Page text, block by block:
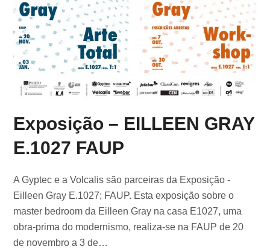
Exposição – EILLEEN GRAY
E.1027 FAUP
A Gyptec e a Volcalis são parceiras da Exposição -
Eilleen Gray E.1027; FAUP. Esta exposição sobre o
master bedroom da Eilleen Gray na casa E1027, uma
obra-prima do modernismo, realiza-se na FAUP de 20
de novembro a 3 de…